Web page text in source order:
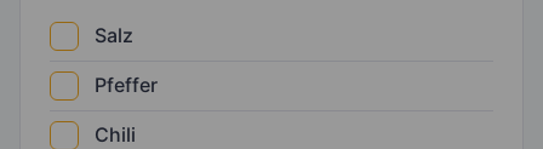
Salz
Pfeffer
Chili